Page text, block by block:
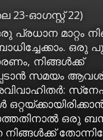
23-ഓഗസ്റ്റ് 22)
പ്രധാന മാറ്റം
ഒരു
നിങ്ങള്‍ക്ക്
സമയം
ഒരു